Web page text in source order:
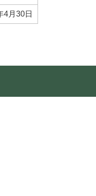
4月30日